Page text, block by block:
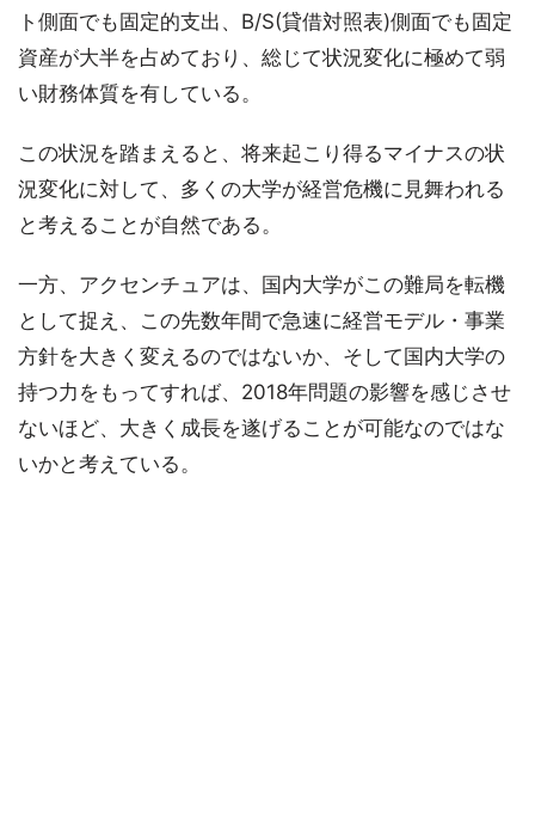
ト側面でも固定的支出、B/S(貸借対照表)側面でも固定
資産が大半を占めており、総じて状況変化に極めて弱
い財務体質を有している。
この状況を踏まえると、将来起こり得るマイナスの状
況変化に対して、多くの大学が経営危機に見舞われる
と考えることが自然である。
一方、アクセンチュアは、国内大学がこの難局を転機
として捉え、この先数年間で急速に経営モデル・事業
方針を大きく変えるのではないか、そして国内大学の
持つ力をもってすれば、2018年問題の影響を感じさせ
ないほど、大きく成長を遂げることが可能なのではな
いかと考えている。